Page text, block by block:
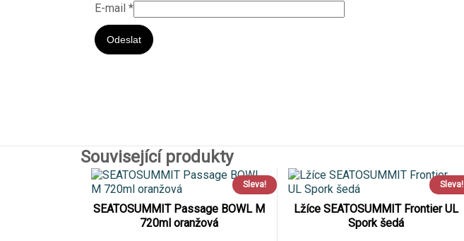
E-mail *
Související produkty
Sleva!
SEATOSUMMIT Passage BOWL M
720ml oranžová
Sleva!
Lžíce SEATOSUMMIT Frontier UL
Spork šedá